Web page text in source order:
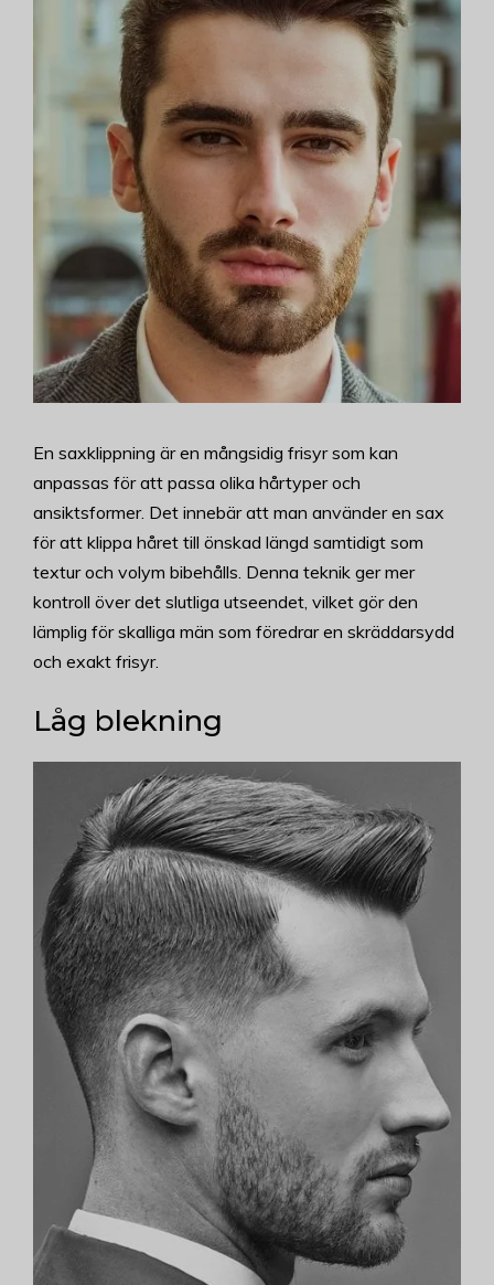
En saxklippning är en mångsidig frisyr som kan
anpassas för att passa olika hårtyper och
ansiktsformer. Det innebär att man använder en sax
för att klippa håret till önskad längd samtidigt som
textur och volym bibehålls. Denna teknik ger mer
kontroll över det slutliga utseendet, vilket gör den
lämplig för skalliga män som föredrar en skräddarsydd
och exakt frisyr.
Låg blekning